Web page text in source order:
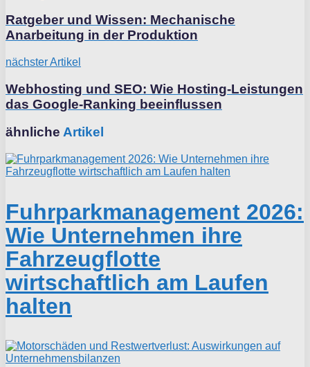
Ratgeber und Wissen: Mechanische
Anarbeitung in der Produktion
nächster Artikel
Webhosting und SEO: Wie Hosting-Leistungen
das Google-Ranking beeinflussen
ähnliche Artikel
Fuhrparkmanagement 2026:
Wie Unternehmen ihre
Fahrzeugflotte
wirtschaftlich am Laufen
halten